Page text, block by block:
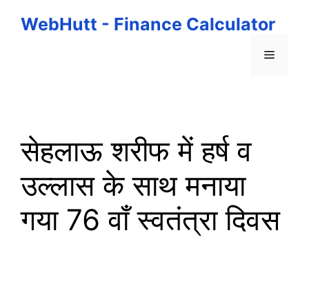
WebHutt - Finance Calculator
Menu
सेहलाऊ शरीफ में हर्ष व
उल्लास के साथ मनाया
गया 76 वाँ स्वतंत्रा दिवस